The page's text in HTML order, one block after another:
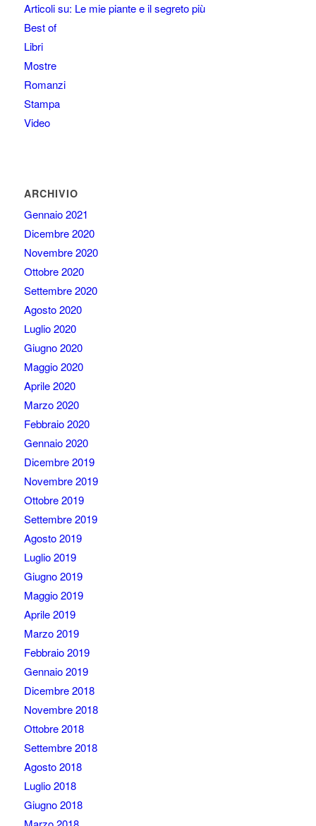
Articoli su: Le mie piante e il segreto più
Best of
Libri
Mostre
Romanzi
Stampa
Video
ARCHIVIO
Gennaio 2021
Dicembre 2020
Novembre 2020
Ottobre 2020
Settembre 2020
Agosto 2020
Luglio 2020
Giugno 2020
Maggio 2020
Aprile 2020
Marzo 2020
Febbraio 2020
Gennaio 2020
Dicembre 2019
Novembre 2019
Ottobre 2019
Settembre 2019
Agosto 2019
Luglio 2019
Giugno 2019
Maggio 2019
Aprile 2019
Marzo 2019
Febbraio 2019
Gennaio 2019
Dicembre 2018
Novembre 2018
Ottobre 2018
Settembre 2018
Agosto 2018
Luglio 2018
Giugno 2018